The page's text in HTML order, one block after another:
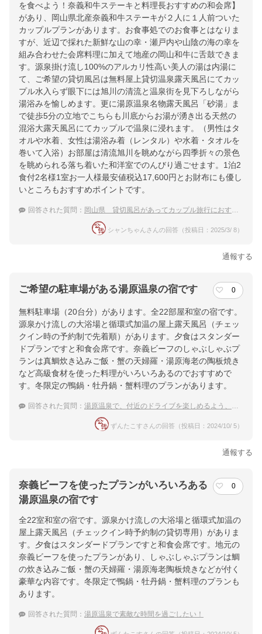
を食べよう！奈義和牛ステーキと料理長おすすめの和会席】
があり、岡山県北産奈義和牛ステーキが２人に１人前ついた
カップルプランがあります。お食事処でのお食事とはなりま
すが、近辺で採れた新鮮な山の幸・瀬戸内や山陰の海の幸を
組み合わせた会席料理に加えて地産の岡山和牛に舌鼓できま
す。源泉掛け流し100%のアルカリ性高い美人の湯は内湯に
て、ご希望の貸切風呂は無料屋上貸切温泉露天風呂にてカッ
プル水入らず眼下には旭川の清流と温泉街を見下ろしながら
湯浴みを愉しめます。更に湯原温泉名物露天風呂「砂湯」ま
で徒歩5分の立地でこちらも川底からお湯が湧き出る天然の
混浴大露天風呂にてカップルで温泉に浸れます。（男性はタ
オルや水着、女性は湯浴み着（レンタル）や水着・タオルを
巻いて入浴）お部屋は清流旭川を眺めながら四季折々の景色
を眺められる落ち着いた和洋室でのんびり過ごせます。1泊2
食付2名様1室お一人様最安値税込17,600円とお財布にも優し
いところもおすすめポイントです。
回答された質問： 岡山県 貸切風呂があってカップル旅行におすすめの温泉宿
シャンちゃんさんの回答（投稿日：2025/3/ 8）
通報する
ご希望の駐車場がある湯原温泉の宿です 0
無料駐車場（20台分）があります。全22部屋和室の宿です。
源泉かけ流しの大浴場と循環式加温の屋上露天風呂（チェッ
クイン時の予約制で先着順）があります。夕食はスタンダー
ドプランですと和食会席です。奈義ビーフのしゃぶしゃぶプ
ランは真鯛炊き込みご飯・蟹の天婦羅・湯原海老の陶板焼き
など高級食材を使った料理がいろいろあるのでおすすめで
す。冬限定の鴨鍋・牡丹鍋・蟹料理のプランがあります。
回答された質問： 湯原温泉で、付近のドライブを楽しめるよう、駐車場があるホテルを探しています。
ずんたこすさんの回答（投稿日：2024/10/ 5）
通報する
奈義ビーフを使ったプランがいろいろある
湯原温泉の宿です
0
全22室和室の宿です。源泉かけ流しの大浴場と循環式加温の
屋上露天風呂（チェックイン時予約制の貸切専用）がありま
す。夕食はスタンダードプランですと和食会席です。地元の
奈義ビーフを使ったプランがあり、しゃぶしゃぶプランは鯛
の炊き込みご飯・蟹の天婦羅・湯原海老陶板焼きなどが付く
豪華な内容です。冬限定で鴨鍋・牡丹鍋・蟹料理のプランも
あります。
回答された質問： 湯原温泉で素敵な時間を過ごしたい！